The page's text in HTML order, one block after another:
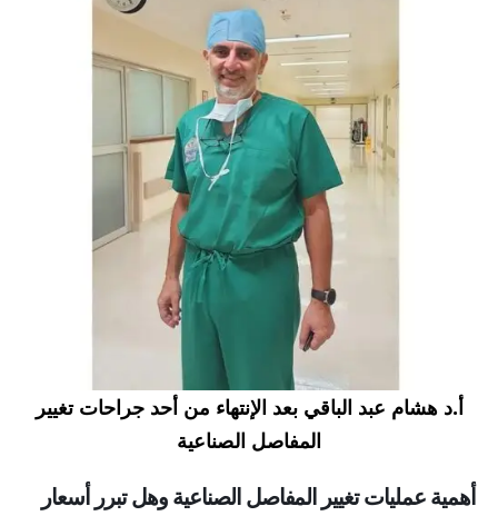
أ.د هشام عبد الباقي بعد الإنتهاء من أحد جراحات تغيير
المفاصل الصناعية
أهمية عمليات تغيير المفاصل الصناعية وهل تبرر أسعار